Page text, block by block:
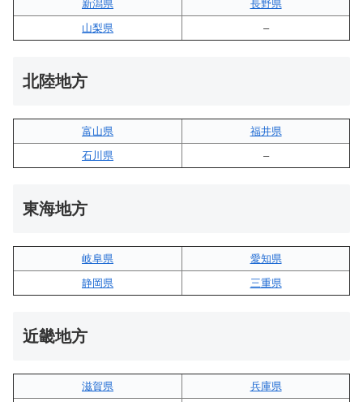
新潟県
長野県
山梨県
–
北陸地方
富山県
福井県
石川県
–
東海地方
岐阜県
愛知県
静岡県
三重県
近畿地方
滋賀県
兵庫県